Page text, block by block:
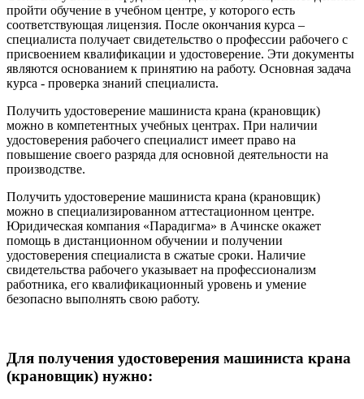
пройти обучение в учебном центре, у которого есть
соответствующая лицензия. После окончания курса –
специалиста получает свидетельство о профессии рабочего с
присвоением квалификации и удостоверение. Эти документы
являются основанием к принятию на работу. Основная задача
курса - проверка знаний специалиста.
Получить удостоверение машиниста крана (крановщик)
можно в компетентных учебных центрах. При наличии
удостоверения рабочего специалист имеет право на
повышение своего разряда для основной деятельности на
производстве.
Получить удостоверение машиниста крана (крановщик)
можно в специализированном аттестационном центре.
Юридическая компания «Парадигма» в Ачинске окажет
помощь в дистанционном обучении и получении
удостоверения специалиста в сжатые сроки. Наличие
свидетельства рабочего указывает на профессионализм
работника, его квалификационный уровень и умение
безопасно выполнять свою работу.
Для получения удостоверения машиниста крана
(крановщик) нужно: